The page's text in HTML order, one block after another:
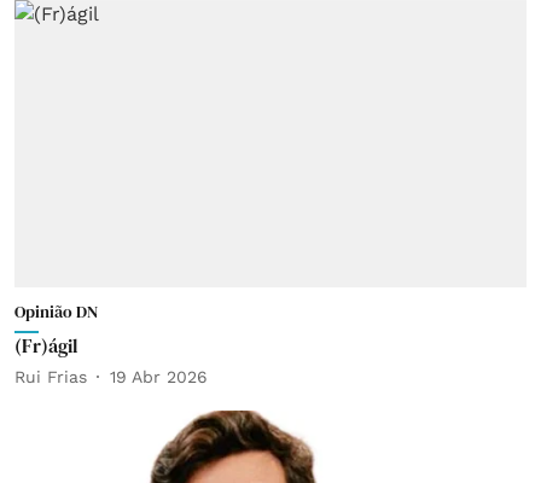
Opinião DN
(Fr)ágil
Rui Frias 19 Abr 2026